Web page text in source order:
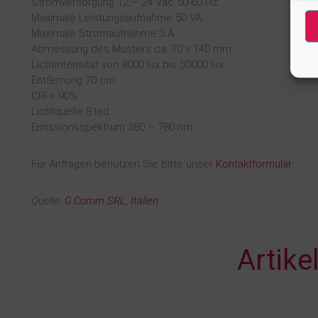
Maximale Leistungsaufnahme 50 VA
Maximale Stromaufnahme 3 A
Abmessung des Musters ca. 70 x 140 mm
Lichtintensität von 8000 lux bis 50000 lux
Entfernung 70 cm
CRI > 90%
Lichtquelle 8 led
Emissionsspektrum 380 – 780 nm
Für Anfragen benutzen Sie bitte unser Kontaktformular.
Quelle: G.Comm SRL, Italien